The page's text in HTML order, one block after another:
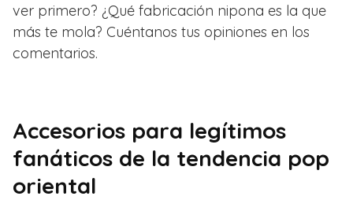
ver primero? ¿Qué fabricación nipona es la que
más te mola? Cuéntanos tus opiniones en los
comentarios.
Accesorios para legítimos
fanáticos de la tendencia pop
oriental